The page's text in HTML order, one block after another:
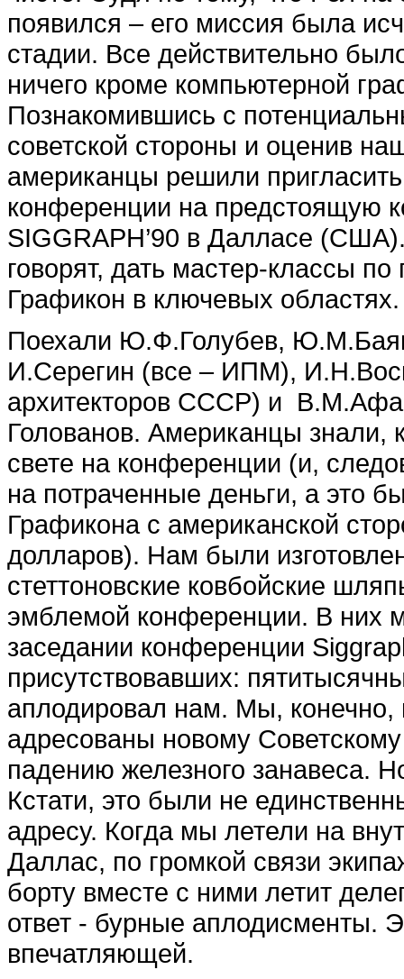
появился – его миссия была
стадии. Все действительно
ничего кроме компьютерной
Познакомившись с
советской стороны и оценив
американцы решили
конференции на предстоящую
SIGGRAPH’90 в Далласе
говорят, дать мастер-классы
Графикон в ключевых областях.
Поехали Ю.Ф.Голубев,
И.Серегин (все – ИПМ),
архитекторов СССР) и
Голованов. Американцы знали,
свете на конференции (и,
на потраченные деньги, а это
Графикона с американской
долларов). Нам были
стеттоновские ковбойские
эмблемой конференции. В них
заседании конференции
присутствовавших:
аплодировал нам. Мы,
адресованы новому
падению железного занавеса.
Кстати, это были не
адресу. Когда мы летели на
Даллас, по громкой связи
борту вместе с ними летит
ответ - бурные
впечатляющей.